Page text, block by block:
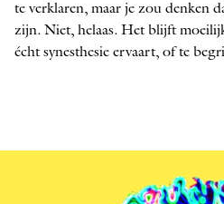
te verklaren, maar je zou denken
zijn. Niet, helaas. Het blijft
écht synesthesie ervaart, of te